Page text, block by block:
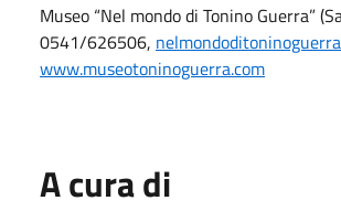
Museo “Nel mondo di Tonino Guerra”
0541/626506,
www.museotoninoguerra.com
A cura di